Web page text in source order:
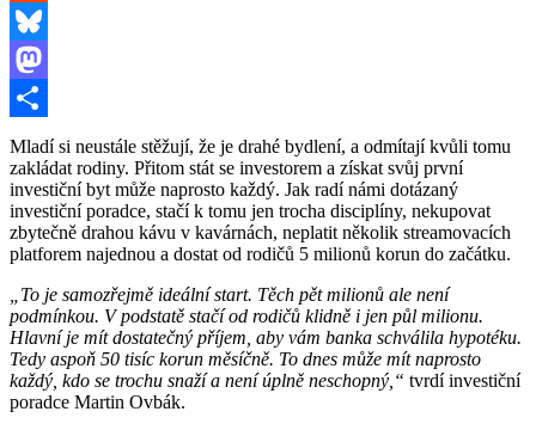
Reddit
Bluesky
Mastodon
Share
Mladí si neustále stěžují, že je drahé bydlení, a odmítají kvůli tomu
zakládat rodiny. Přitom stát se investorem a získat svůj první
investiční byt může naprosto každý. Jak radí námi dotázaný
investiční poradce, stačí k tomu jen trocha disciplíny, nekupovat
zbytečně drahou kávu v kavárnách, neplatit několik streamovacích
platforem najednou a dostat od rodičů 5 milionů korun do začátku.
„To je samozřejmě ideální start. Těch pět milionů ale není
podmínkou. V podstatě stačí od rodičů klidně i jen půl milionu.
Hlavní je mít dostatečný příjem, aby vám banka schválila hypotéku.
Tedy aspoň 50 tisíc korun měsíčně. To dnes může mít naprosto
každý, kdo se trochu snaží a není úplně neschopný,“ tvrdí investiční
poradce Martin Ovbák.